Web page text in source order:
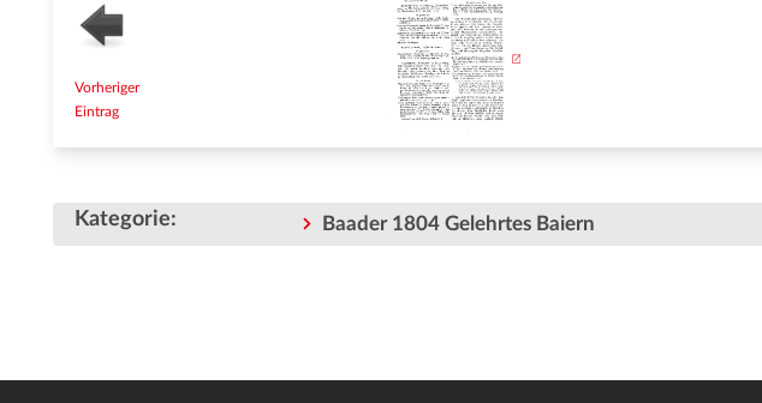
Vorheriger
Eintrag
Kategorie: Baader 1804 Gelehrtes Baiern